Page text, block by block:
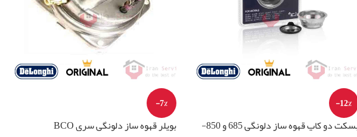
-12%
بسکت دو کاپ قهوه ساز دلونگی 685 و 850-
-7%
بویلر قهوه ساز دلونگی سری BCO